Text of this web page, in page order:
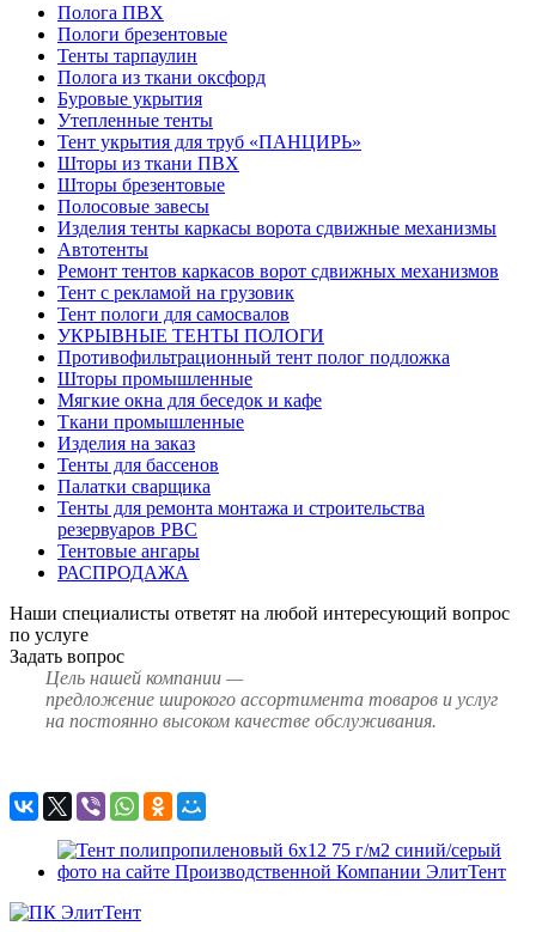
Полога ПВХ
Пологи брезентовые
Тенты тарпаулин
Полога из ткани оксфорд
Буровые укрытия
Утепленные тенты
Тент укрытия для труб «ПАНЦИРЬ»
Шторы из ткани ПВХ
Шторы брезентовые
Полосовые завесы
Изделия тенты каркасы ворота сдвижные механизмы
Автотенты
Ремонт тентов каркасов ворот сдвижных механизмов
Тент с рекламой на грузовик
Тент пологи для самосвалов
УКРЫВНЫЕ ТЕНТЫ ПОЛОГИ
Противофильтрационный тент полог подложка
Шторы промышленные
Мягкие окна для беседок и кафе
Ткани промышленные
Изделия на заказ
Тенты для бассенов
Палатки сварщика
Тенты для ремонта монтажа и строительства
резервуаров РВС
Тентовые ангары
РАСПРОДАЖА
Наши специалисты ответят на любой интересующий вопрос
по услуге
Задать вопрос
Цель нашей компании —
предложение широкого ассортимента товаров и услуг
на постоянно высоком качестве обслуживания.